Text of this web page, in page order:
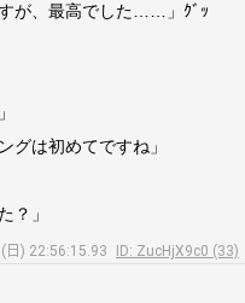
が、最高でした……」ｸﾞｯ
グは初めてですね」
？」
) 22:56:15.93
ID: ZucHjX9c0 (33)